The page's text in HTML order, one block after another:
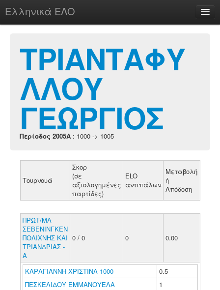
Ελληνικά ΕΛΟ
chesstu.be @ discord
Login
ΤΡΙΑΝΤΑΦΥ
ΛΛΟΥ
ΓΕΩΡΓΙΟΣ
Περίοδος 2005A : 1000 -> 1005
Τουρνουά
Σκορ
(σε
αξιολογημένες
παρτίδες)
ELO
αντιπάλων
Μεταβολή
ή
Απόδοση
ΠΡΩΤ/ΜΑ
ΣΕΒΕΝΙΝΓΚΕΝ
ΠΟΛΙΧΝΗΣ ΚΑΙ
ΤΡΙΑΝΔΡΙΑΣ -
Α
0 / 0 0 0.00
ΚΑΡΑΓΙΑΝΝΗ ΧΡΙΣΤΙΝΑ 1000
0.5
ΠΕΣΚΕΛΙΔΟΥ ΕΜΜΑΝΟΥΕΛΑ
1